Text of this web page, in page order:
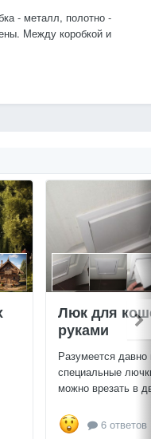
- металл, полотно -
Между коробкой и
нет, то что в замену?...
Люк для
руками
Разумеется
специальные
можно врезать в
6 ответов